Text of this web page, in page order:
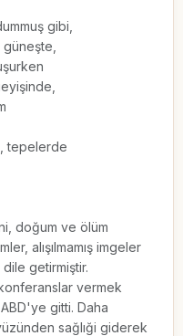
gibi,
tepelerde
doğum ve ölüm
alışılmamış imgeler
getirmiştir.
vermek
gitti. Daha
sağlıği giderek